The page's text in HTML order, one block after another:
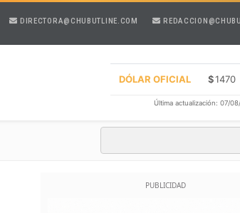
DIRECTORA@CHUBUTLINE.COM
DÓLAR OFICIAL $1470
Última actualización: 07/